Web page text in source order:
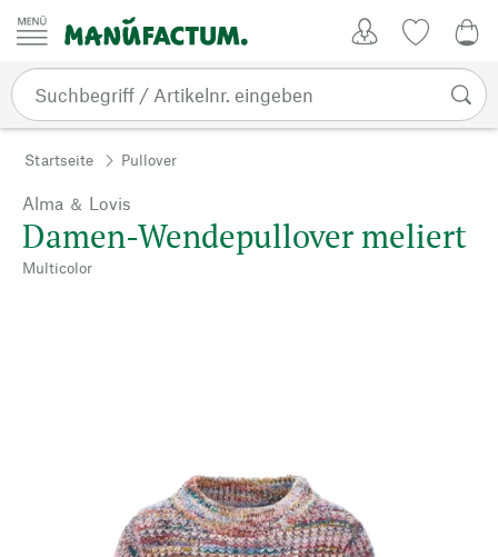
Zum Inhalt springen
Startseite Pullover
Alma ＆ Lovis
Damen-Wendepullover meliert
Multicolor